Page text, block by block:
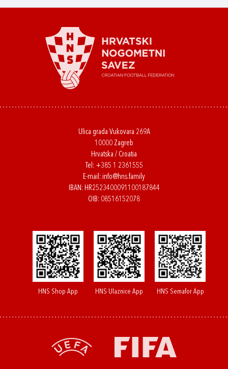
Ulica grada Vukovara 269A
10000 Zagreb
Hrvatska / Croatia
Tel: +385 1 2361555
E-mail: info@hns.family
IBAN: HR2523400091100187844
OIB: 08516152078
HNS Shop App HNS Ulaznice App HNS Semafor App